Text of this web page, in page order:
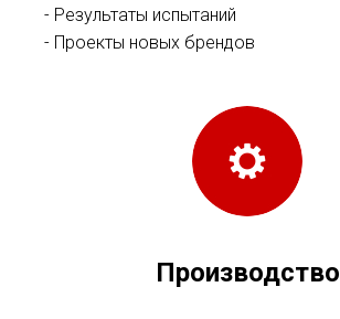
- Результаты испытаний
- Проекты новых брендов
Производство